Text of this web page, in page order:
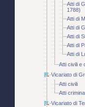
Atti di
1788)
Atti di
Atti di
Atti di
Atti di
Atti di
Atti civili e
Vicariato di
Atti civili
Atti
Vicariato di